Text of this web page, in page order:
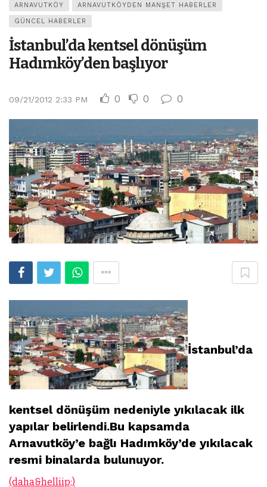
ARNAVUTKÖY ARNAVUTKÖYDEN MANŞET HABERLER
GÜNCEL HABERLER
İstanbul’da kentsel dönüşüm
Hadımköy’den başlıyor
09/21/2012 2:33 PM 0 0 0
İstanbul’da
kentsel dönüşüm nedeniyle yıkılacak ilk
yapılar belirlendi.Bu kapsamda
Arnavutköy’e bağlı Hadımköy’de yıkılacak
resmi binalarda bulunuyor.
(daha&helliip;)